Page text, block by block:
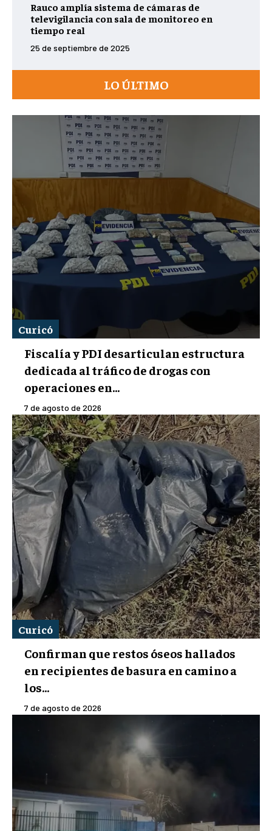
Rauco amplía sistema de cámaras de
televigilancia con sala de monitoreo en
tiempo real
25 de septiembre de 2025
LO ÚLTIMO
Curicó
Fiscalía y PDI desarticulan estructura
dedicada al tráfico de drogas con
operaciones en...
7 de agosto de 2026
Curicó
Confirman que restos óseos hallados
en recipientes de basura en camino a
los...
7 de agosto de 2026